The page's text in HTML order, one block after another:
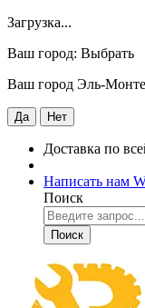
Загрузка...
Ваш город: Выбрать
Ваш город Эль-
Да Нет
Доставка по
Написать нам
Поиск
Поиск